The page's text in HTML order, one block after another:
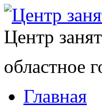
Центр
областное
Главная